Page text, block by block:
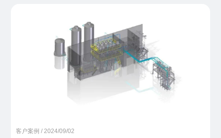
客户案例 / 2024/09/02